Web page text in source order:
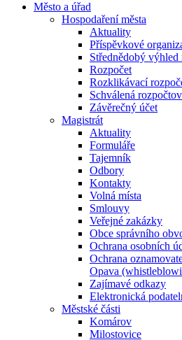
Město a úřad
Hospodaření města
Aktuality
Příspěvkové
Střednědobý výhled
Rozpočet
Rozklikávací
Schválená
Závěrečný účet
Magistrát
Aktuality
Formuláře
Tajemník
Odbory
Kontakty
Volná místa
Smlouvy
Veřejné zakázky
Obce správního
Ochrana osobních
Ochrana
Opava
Zajímavé odkazy
Elektronická
Městské části
Komárov
Milostovice